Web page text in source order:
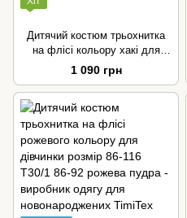
Дитячий костюм трьохнитка
на флісі кольору хакі для
хлопчика та дівчинки розмір
86-140
1 090 грн